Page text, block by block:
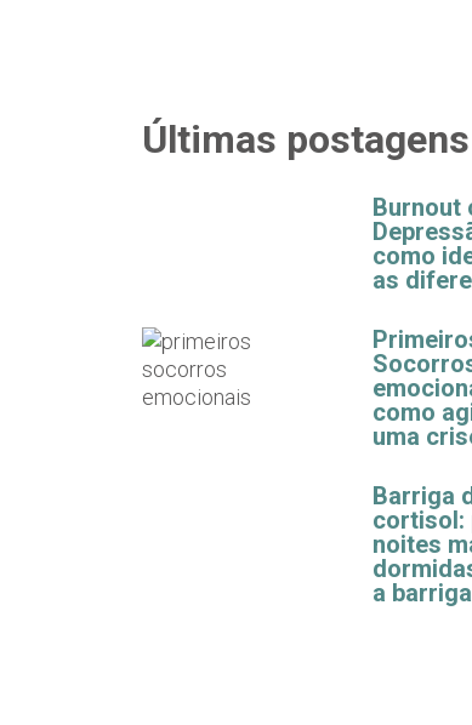
Últimas postagens
Burnout
como
as
como
uma
Barriga
cortisol:
noites
a barriga